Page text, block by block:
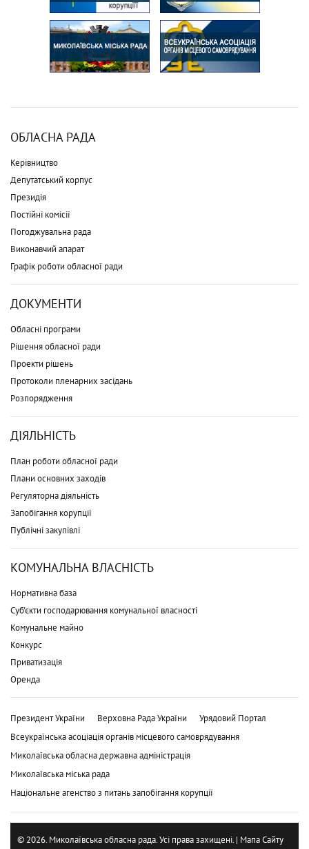
ОБЛАСНА РАДА
Керівництво
Депутатський корпус
Президія
Постійні комісії
Погоджувальна рада
Виконавчий апарат
Графік роботи обласної ради
ДОКУМЕНТИ
Обласні програми
Рішення обласної ради
Проекти рішень
Протоколи пленарних засідань
Розпорядження
ДІЯЛЬНІСТЬ
План роботи обласної ради
Плани основних заходів
Регуляторна діяльність
Запобігання корупції
Публічні закупівлі
КОМУНАЛЬНА ВЛАСНІСТЬ
Нормативна база
Суб'єкти господарювання комунальної власності
Комунальне майно
Конкурс
Приватизація
Оренда
Президент України Верховна Рада України
Урядовий Портал
Всеукраїнська асоціація органів місцевого самоврядування
Миколаївська обласна державна адміністрація
Миколаївська міська рада
Національне агенство з питань запобігання корупції
© 2026. Миколаївська обласна рада. Усі права захищені. | Мапа Сайту